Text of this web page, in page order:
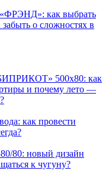
«ФРЭНД»: как выбрать
о сложностях в
500x80: как
и почему лето —
как провести
80: новый дизайн
к чугуну?